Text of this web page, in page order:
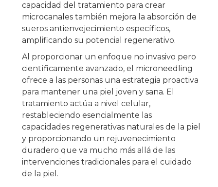
capacidad del tratamiento para crear
microcanales también mejora la absorción de
sueros antienvejecimiento específicos,
amplificando su potencial regenerativo.
Al proporcionar un enfoque no invasivo pero
científicamente avanzado, el microneedling
ofrece a las personas una estrategia proactiva
para mantener una piel joven y sana. El
tratamiento actúa a nivel celular,
restableciendo esencialmente las
capacidades regenerativas naturales de la piel
y proporcionando un rejuvenecimiento
duradero que va mucho más allá de las
intervenciones tradicionales para el cuidado
de la piel.